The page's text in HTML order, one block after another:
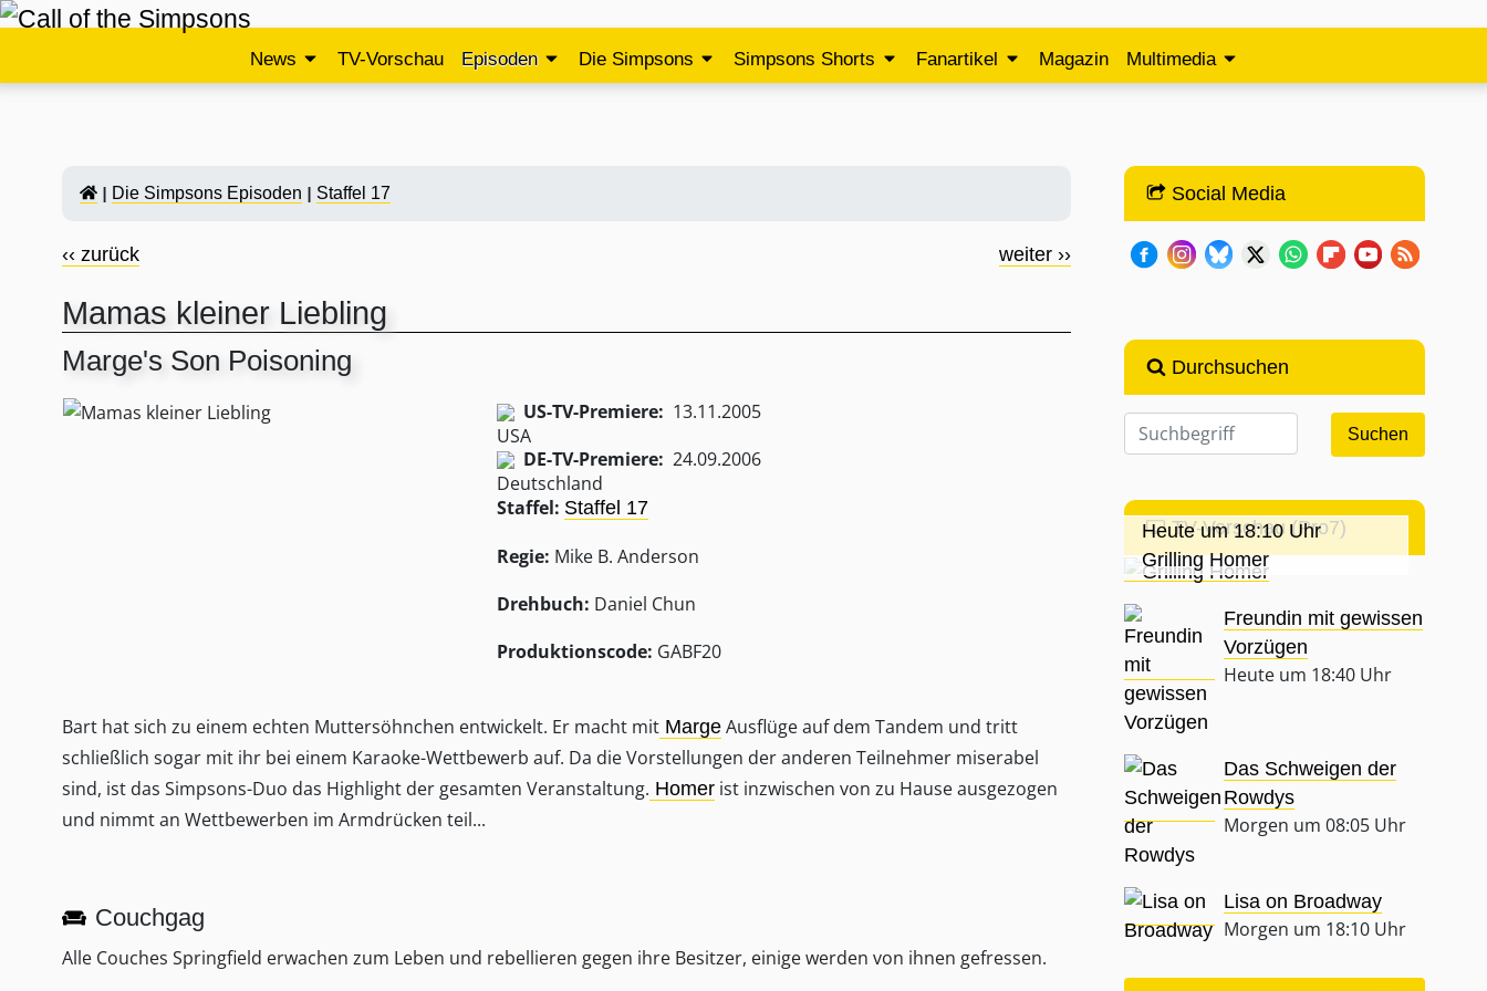
News TV-Vorschau Episoden Die Simpsons Simpsons Shorts Fanartikel Magazin Multimedia
Die Simpsons Episoden Staffel 17
‹‹ zurück weiter ››
Mamas kleiner Liebling
Marge's Son Poisoning
US-TV-Premiere: 13.11.2005
DE-TV-Premiere: 24.09.2006
Staffel: Staffel 17
Regie: Mike B. Anderson
Drehbuch: Daniel Chun
Produktionscode: GABF20
Bart hat sich zu einem echten Muttersöhnchen entwickelt. Er macht mit Marge Ausflüge auf dem Tandem und tritt
schließlich sogar mit ihr bei einem Karaoke-Wettbewerb auf. Da die Vorstellungen der anderen Teilnehmer miserabel
sind, ist das Simpsons-Duo das Highlight der gesamten Veranstaltung. Homer ist inzwischen von zu Hause ausgezogen
und nimmt an Wettbewerben im Armdrücken teil...
Couchgag
Alle Couches Springfield erwachen zum Leben und rebellieren gegen ihre Besitzer, einige werden von ihnen gefressen.
Social Media
Durchsuchen
TV-Vorschau (Pro7)
Heute um 18:10 Uhr
Grilling Homer
Freundin mit gewissen
Vorzügen
Heute um 18:40 Uhr
Das Schweigen der
Rowdys
Morgen um 08:05 Uhr
Lisa on Broadway
Morgen um 18:10 Uhr